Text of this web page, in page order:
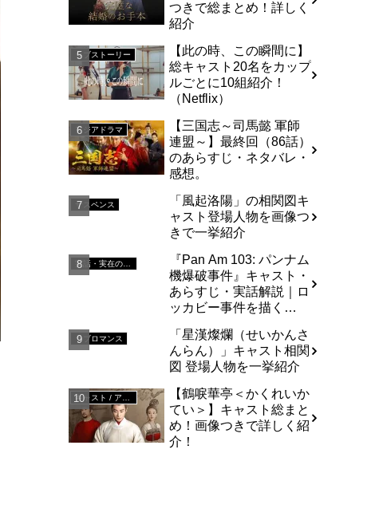
つきで総まとめ！詳しく
紹介
ラブストーリー
【此の時、この瞬間に】
総キャスト20名をカップ
ルごとに10組紹介！
（Netflix）
アジアドラマ
【三国志～司馬懿 軍師
連盟～】最終回（86話）
のあらすじ・ネタバレ・
感想。
サスペンス
「風起洛陽」の相関図キ
ャスト登場人物を画像つ
きで一挙紹介
『Pan Am 103: パンナム
機爆破事件』キャスト・
あらすじ・実話解説｜ロ
ッカビー事件を描く
ラブロマンス
「星漢燦爛（せいかんさ
んらん）」キャスト相関
図 登場人物を一挙紹介
【鶴唳華亭＜かくれいか
てい＞】キャスト総まと
め！画像つきで詳しく紹
介！